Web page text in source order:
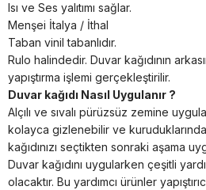
Isı ve Ses yalıtımı sağlar.
Menşei İtalya / İthal
Taban vinil tabanlıdır.
Rulo halindedir. Duvar kağıdının
yapıştırma işlemi gerçekleştirilir.
Duvar kağıdı Nasıl Uygulanır ?
Alçılı ve sıvalı pürüzsüz zemine
kolayca gizlenebilir ve
kağıdınızı seçtikten sonraki aşama
Duvar kağıdını uygularken çeşitli
olacaktır. Bu yardımcı ürünler